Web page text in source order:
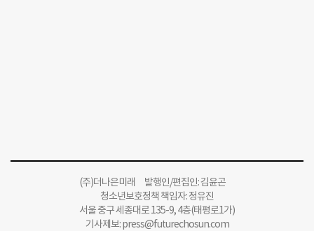
(주)더나은미래 발행인/편집인: 김윤곤
청소년보호정책 책임자: 정유진
서울 중구 세종대로 135-9, 4층(태평로1가)
기사제보:press@futurechosun.com